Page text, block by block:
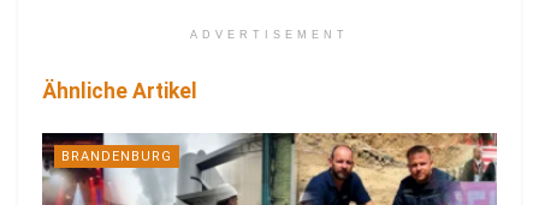
ADVERTISEMENT
Ähnliche Artikel
BRANDENBURG